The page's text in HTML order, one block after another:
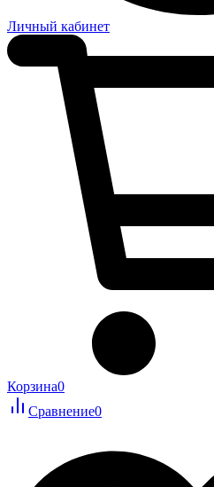
Личный кабинет
Корзина0
Сравнение0